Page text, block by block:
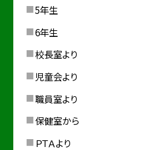
5年生
6年生
校長室より
児童会より
職員室より
保健室から
ＰＴＡより